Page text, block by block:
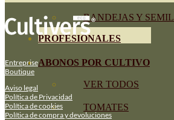
BANDEJAS Y
PROFESIONALES
ABONOS POR CULTIVO
VER TODOS
TOMATES
Entreprise
Boutique
Aviso legal
Política de Privacidad
Política de cookies
Política de compra y devoluciones